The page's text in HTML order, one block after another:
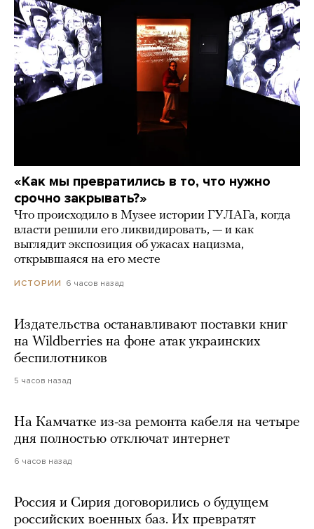
«Как мы превратились в то, что нужно
срочно закрывать?»
Что происходило в Музее истории ГУЛАГа, когда
власти решили его ликвидировать, — и как
выглядит экспозиция об ужасах нацизма,
открывшаяся на его месте
ИСТОРИИ 6 часов назад
Издательства останавливают поставки книг
на Wildberries на фоне атак украинских
беспилотников
5 часов назад
На Камчатке из-за ремонта кабеля на четыре
дня полностью отключат интернет
6 часов назад
Россия и Сирия договорились о будущем
российских военных баз. Их превратят